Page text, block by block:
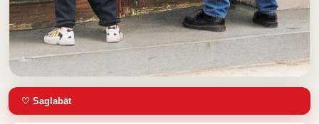
♡ Saglabāt